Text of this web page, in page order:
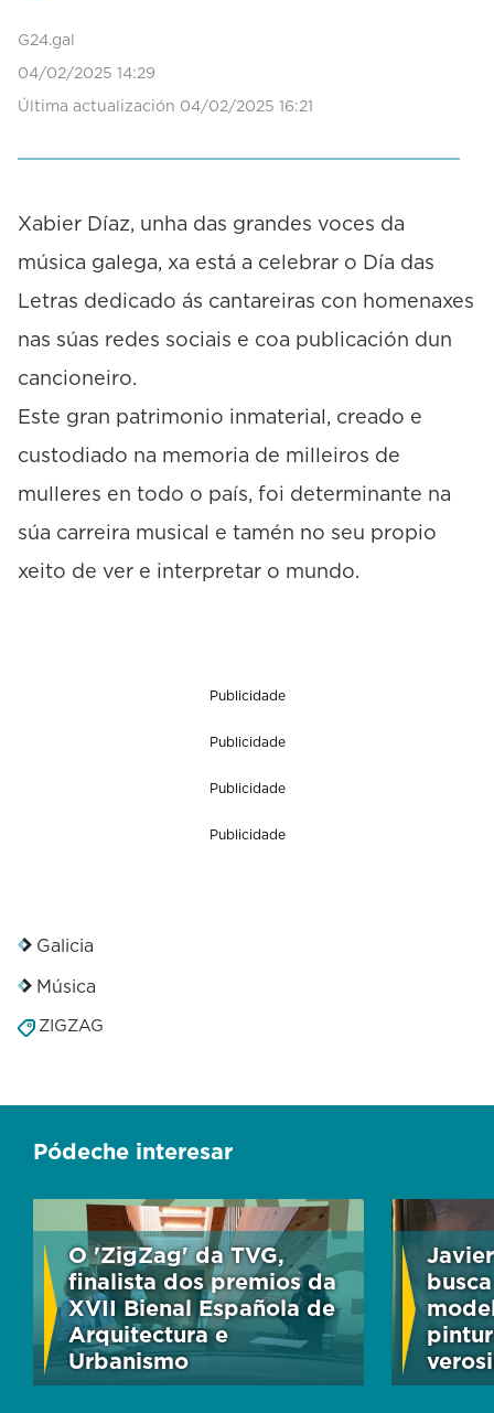
d
o
0
e
n
s
G24.gal
04/02/2025 14:29
Última actualización 04/02/2025 16:21
Xabier Díaz, unha das grandes voces da
música galega, xa está a celebrar o Día das
Letras dedicado ás cantareiras con homenaxes
nas súas redes sociais e coa publicación dun
cancioneiro.
Este gran patrimonio inmaterial, creado e
custodiado na memoria de milleiros de
mulleres en todo o país, foi determinante na
súa carreira musical e tamén no seu propio
xeito de ver e interpretar o mundo.
Publicidade
Publicidade
Publicidade
Publicidade
Galicia
Música
ZIGZAG
Pódeche interesar
O 'ZigZag' da TVG,
finalista dos premios da
XVII Bienal Española de
Arquitectura e
Urbanismo